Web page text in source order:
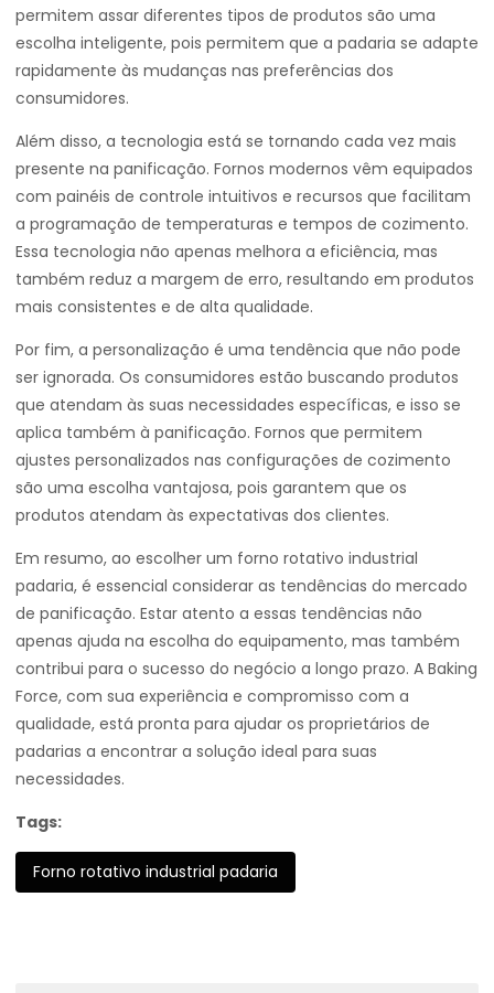
permitem assar diferentes tipos de produtos são uma
escolha inteligente, pois permitem que a padaria se adapte
rapidamente às mudanças nas preferências dos
consumidores.
Além disso, a tecnologia está se tornando cada vez mais
presente na panificação. Fornos modernos vêm equipados
com painéis de controle intuitivos e recursos que facilitam
a programação de temperaturas e tempos de cozimento.
Essa tecnologia não apenas melhora a eficiência, mas
também reduz a margem de erro, resultando em produtos
mais consistentes e de alta qualidade.
Por fim, a personalização é uma tendência que não pode
ser ignorada. Os consumidores estão buscando produtos
que atendam às suas necessidades específicas, e isso se
aplica também à panificação. Fornos que permitem
ajustes personalizados nas configurações de cozimento
são uma escolha vantajosa, pois garantem que os
produtos atendam às expectativas dos clientes.
Em resumo, ao escolher um forno rotativo industrial
padaria, é essencial considerar as tendências do mercado
de panificação. Estar atento a essas tendências não
apenas ajuda na escolha do equipamento, mas também
contribui para o sucesso do negócio a longo prazo. A Baking
Force, com sua experiência e compromisso com a
qualidade, está pronta para ajudar os proprietários de
padarias a encontrar a solução ideal para suas
necessidades.
Tags:
Forno rotativo industrial padaria